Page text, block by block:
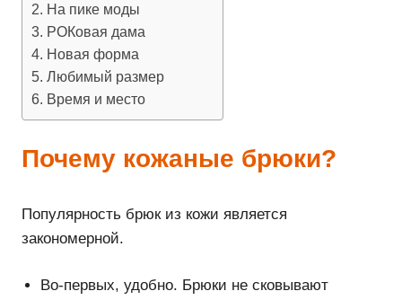
На пике моды
РОКовая дама
Новая форма
Любимый размер
Время и место
Почему кожаные брюки?
Популярность брюк из кожи является
закономерной.
Во-первых, удобно. Брюки не сковывают